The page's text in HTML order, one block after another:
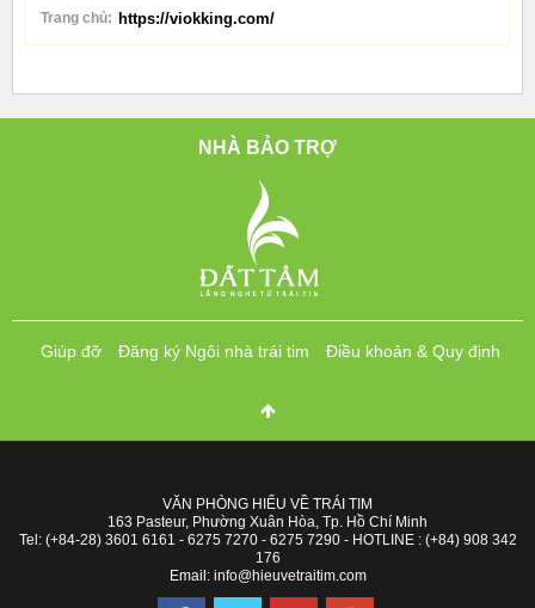
Trang chủ: https://viokking.com/
NHÀ BẢO TRỢ
Giúp đỡ Đăng ký Ngôi nhà trái tim Điều khoản & Quy định
VĂN PHÒNG HIỂU VỀ TRÁI TIM
163 Pasteur, Phường Xuân Hòa, Tp. Hồ Chí Minh
Tel: (+84-28) 3601 6161 - 6275 7270 - 6275 7290 - HOTLINE : (+84) 908 342
176
Email: info@hieuvetraitim.com